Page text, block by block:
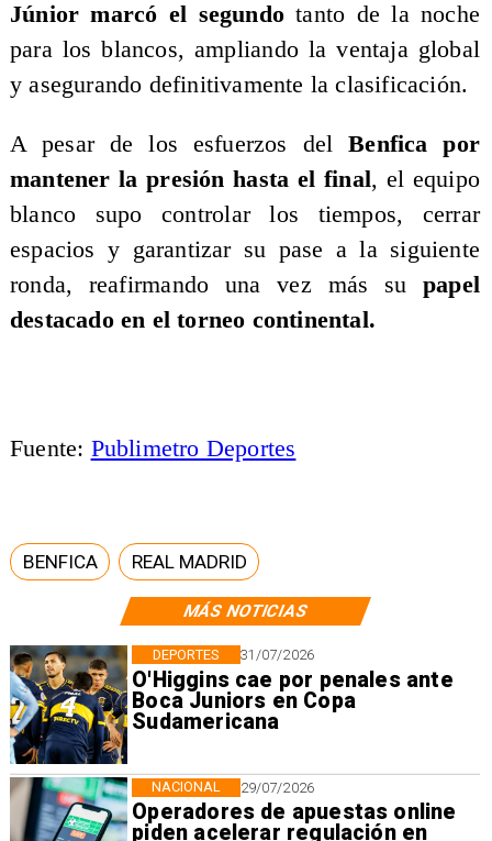
MÁS NOTICIAS
31/07/2026
O'Higgins cae por penales ante
Boca Juniors en Copa
Sudamericana
DEPORTES
29/07/2026
Operadores de apuestas online
piden acelerar regulación en
NACIONAL
Júnior marcó el segundotanto de la noche
para los blancos, ampliando la ventaja global
y asegurando definitivamente la clasificación.
A pesar de los esfuerzos delBenfica por
mantener la presión hasta el final, el equipo
blanco supo controlar los tiempos, cerrar
espacios y garantizar su pase a la siguiente
ronda, reafirmando una vez más supapel
destacado en el torneo continental.
Fuente: Publimetro Deportes
BENFICA REAL MADRID